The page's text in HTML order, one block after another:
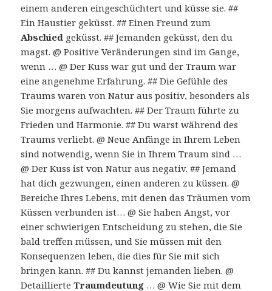
einem anderen eingeschüchtert und küsse sie. ##
Ein Haustier geküsst. ## Einen Freund zum
Abschied geküsst. ## Jemanden geküsst, den du
magst. @ Positive Veränderungen sind im Gange,
wenn … @ Der Kuss war gut und der Traum war
eine angenehme Erfahrung. ## Die Gefühle des
Traums waren von Natur aus positiv, besonders als
Sie morgens aufwachten. ## Der Traum führte zu
Frieden und Harmonie. ## Du warst während des
Traums verliebt. @ Neue Anfänge in Ihrem Leben
sind notwendig, wenn Sie in Ihrem Traum sind …
@ Der Kuss ist von Natur aus negativ. ## Jemand
hat dich gezwungen, einen anderen zu küssen. @
Bereiche Ihres Lebens, mit denen das Träumen vom
Küssen verbunden ist… @ Sie haben Angst, vor
einer schwierigen Entscheidung zu stehen, die Sie
bald treffen müssen, und Sie müssen mit den
Konsequenzen leben, die dies für Sie mit sich
bringen kann. ## Du kannst jemanden lieben. @
DetaillierteTraumdeutung … @ Wie Sie mit dem